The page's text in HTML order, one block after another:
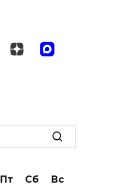
Пт Сб
Вс